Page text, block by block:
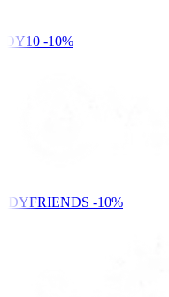
-10%
-10%